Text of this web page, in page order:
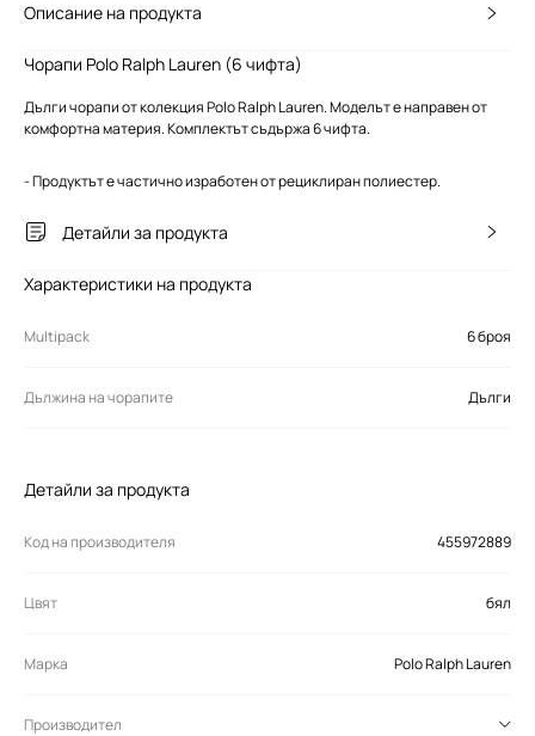
Описание на продукта
Чорапи Polo Ralph Lauren (6 чифта)
Дълги чорапи от колекция Polo Ralph Lauren. Моделът е направен от
комфортна материя. Комплектът съдържа 6 чифта.
- Продуктът е частично изработен от рециклиран полиестер.
Детайли за продукта
Характеристики на продукта
Multipack 6 броя
Дължина на чорапите Дълги
Детайли за продукта
Код на производителя 455972889
Цвят бял
Марка Polo Ralph Lauren
Производител